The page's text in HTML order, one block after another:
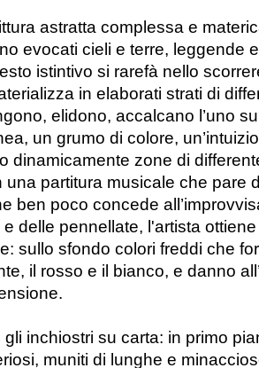
astratta complessa e
evocati cieli e terre, leggende
istintivo si rarefà nello
in elaborati strati di
elidono, accalcano l’uno
un grumo di colore,
dinamicamente zone di
partitura musicale che pare
ben poco concede
e delle pennellate, l'artista
sullo sfondo colori freddi che
il rosso e il bianco, e danno
inchiostri su carta: in primo
muniti di lunghe e